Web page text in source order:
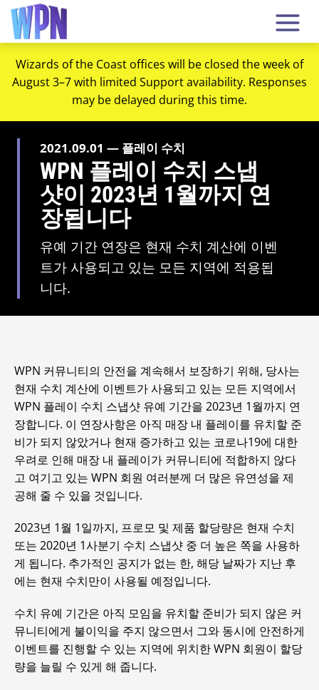
Wizards of the Coast offices will be closed the week of
August 3–7 with limited Support availability. Responses
may be delayed during this time.
2021.09.01 — 플레이 수치
WPN 플레이 수치 스냅
샷이 2023년 1월까지 연
장됩니다
유예 기간 연장은 현재 수치 계산에 이벤
트가 사용되고 있는 모든 지역에 적용됩
니다.
WPN 커뮤니티의 안전을 계속해서 보장하기 위해, 당사는
현재 수치 계산에 이벤트가 사용되고 있는 모든 지역에서
WPN 플레이 수치 스냅샷 유예 기간을 2023년 1월까지 연
장합니다. 이 연장사항은 아직 매장 내 플레이를 유치할 준
비가 되지 않았거나 현재 증가하고 있는 코로나19에 대한
우려로 인해 매장 내 플레이가 커뮤니티에 적합하지 않다
고 여기고 있는 WPN 회원 여러분께 더 많은 유연성을 제
공해 줄 수 있을 것입니다.
2023년 1월 1일까지, 프로모 및 제품 할당량은 현재 수치
또는 2020년 1사분기 수치 스냅샷 중 더 높은 쪽을 사용하
게 됩니다. 추가적인 공지가 없는 한, 해당 날짜가 지난 후
에는 현재 수치만이 사용될 예정입니다.
수치 유예 기간은 아직 모임을 유치할 준비가 되지 않은 커
뮤니티에게 불이익을 주지 않으면서 그와 동시에 안전하게
이벤트를 진행할 수 있는 지역에 위치한 WPN 회원이 할당
량을 늘릴 수 있게 해 줍니다.